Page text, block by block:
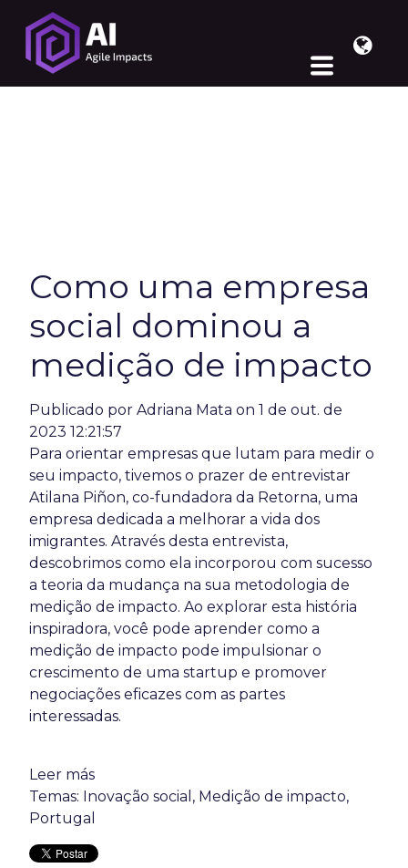
Como uma empresa
social dominou a
medição de impacto
Publicado por Adriana Mata on 1 de out. de
2023 12:21:57
Para orientar empresas que lutam para medir o
seu impacto, tivemos o prazer de entrevistar
Atilana Piñon, co-fundadora da Retorna, uma
empresa dedicada a melhorar a vida dos
imigrantes. Através desta entrevista,
descobrimos como ela incorporou com sucesso
a teoria da mudança na sua metodologia de
medição de impacto. Ao explorar esta história
inspiradora, você pode aprender como a
medição de impacto pode impulsionar o
crescimento de uma startup e promover
negociações eficazes com as partes
interessadas.
Leer más
Temas: Inovação social , Medição de impacto,
Portugal